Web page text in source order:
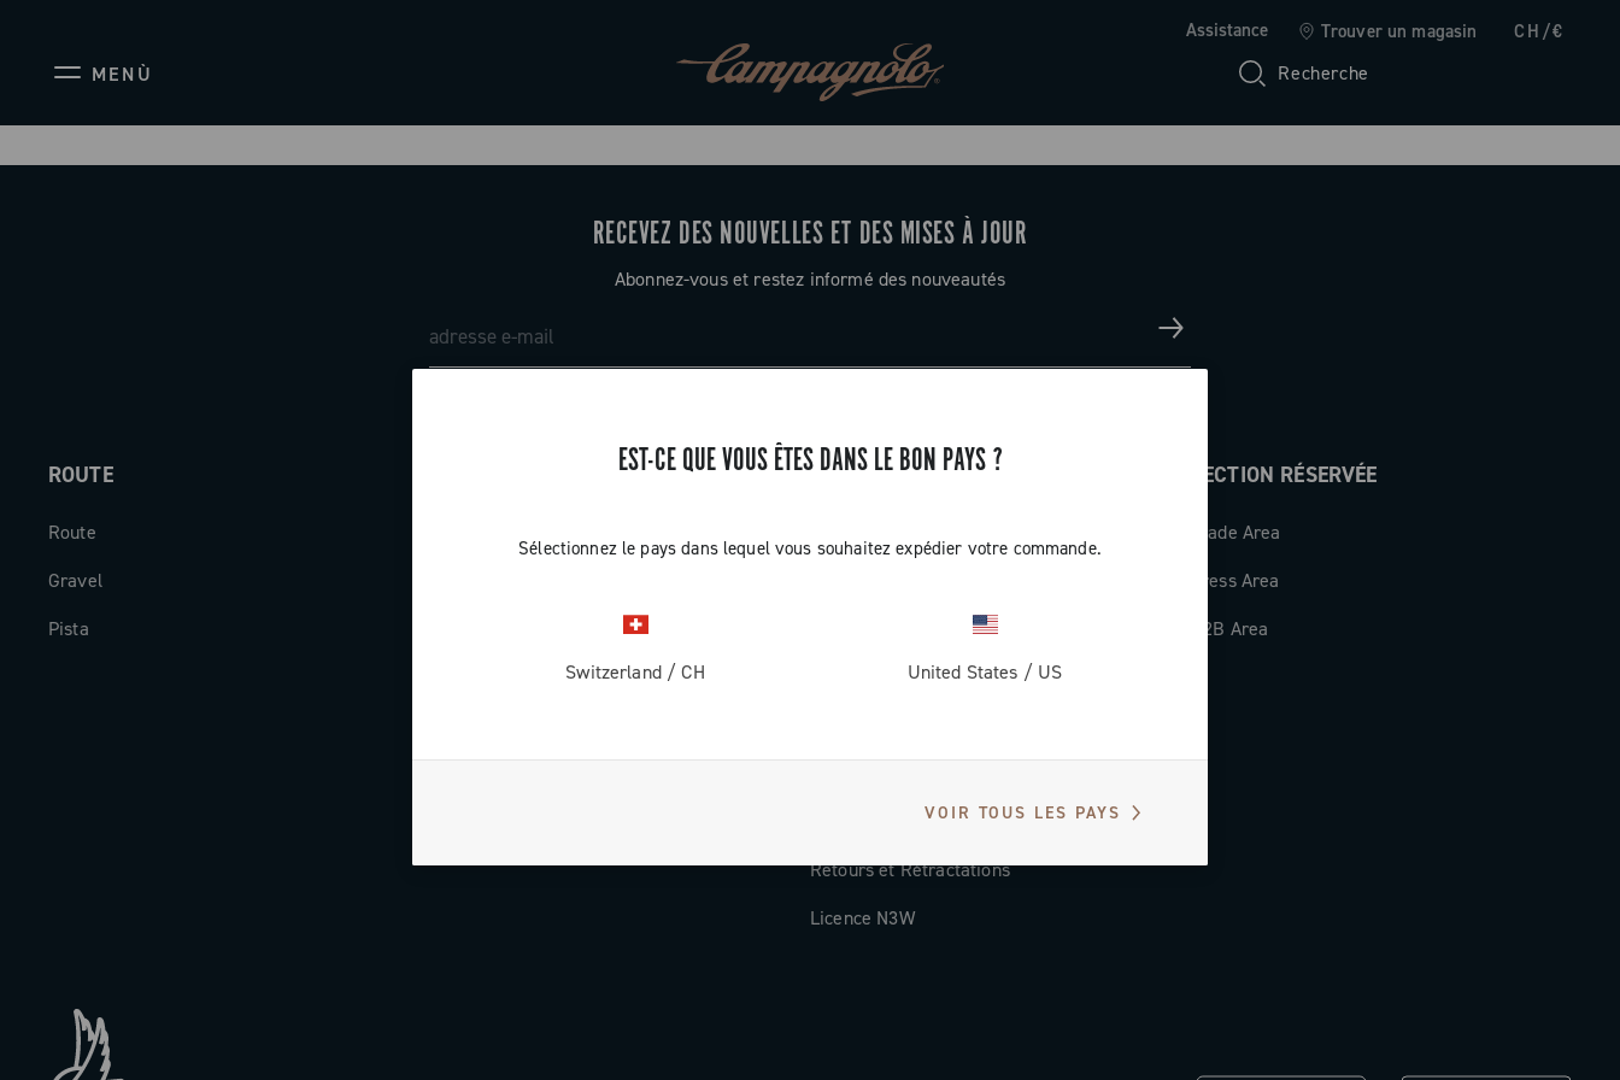
Assistance Trouver un magasin CH/€
MENÙ Recherche
EST-CE QUE VOUS ÊTES DANS LE BON PAYS ?
Sélectionnez le pays dans lequel vous souhaitez expédier votre commande.
Switzerland / CH United States / US
VOIR TOUS LES PAYS
RECEVEZ DES NOUVELLES ET DES MISES À JOUR
Abonnez-vous et restez informé des nouveautés
ROUTE
Route
Gravel
Pista
Travailler avec nous
ASSISTANCE
Pays et délais de livraison
Retours et Rétractations
Licence N3W
SECTION RÉSERVÉE
Trade Area
Press Area
B2B Area